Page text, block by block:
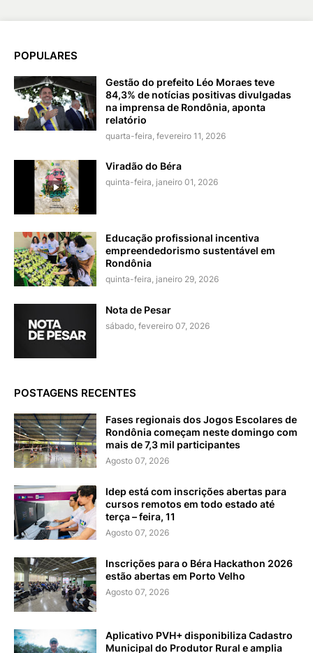
POPULARES
Gestão do prefeito Léo Moraes teve
84,3% de notícias positivas divulgadas
na imprensa de Rondônia, aponta
relatório
quarta-feira, fevereiro 11, 2026
Viradão do Béra
quinta-feira, janeiro 01, 2026
Educação profissional incentiva
empreendedorismo sustentável em
Rondônia
quinta-feira, janeiro 29, 2026
Nota de Pesar
sábado, fevereiro 07, 2026
POSTAGENS RECENTES
Fases regionais dos Jogos Escolares de
Rondônia começam neste domingo com
mais de 7,3 mil participantes
Agosto 07, 2026
Idep está com inscrições abertas para
cursos remotos em todo estado até
terça – feira, 11
Agosto 07, 2026
Inscrições para o Béra Hackathon 2026
estão abertas em Porto Velho
Agosto 07, 2026
Aplicativo PVH+ disponibiliza Cadastro
Municipal do Produtor Rural e amplia